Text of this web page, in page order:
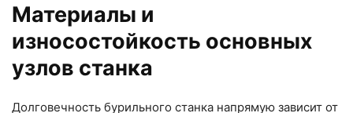
Материалы и
износостойкость основных
узлов станка
Долговечность бурильного станка напрямую зависит от